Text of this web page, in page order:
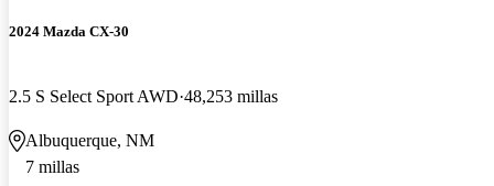
2024 Mazda CX-30
2.5 S Select Sport AWD 48,253 millas
Albuquerque, NM
7 millas